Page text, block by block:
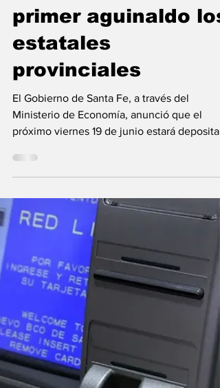
Provincia
Dieron a conocer
cuando cobrarán el
primer aguinaldo los
estatales
provinciales
El Gobierno de Santa Fe, a través del
Ministerio de Economía, anunció que el
próximo viernes 19 de junio estará
la primera cuota del Sueldo Anual
Complementario para los empleados del
sector público. Incluirá los acuerdos
establecidos hasta el mes de junio inclusive.
El Ministerio de Economía santafesino
informó que el próximo viernes 19 de junio,
totalidad del personal del Poder Ejecutivo
Provincial percibirá el pago de la primera
cuota del Sueldo An